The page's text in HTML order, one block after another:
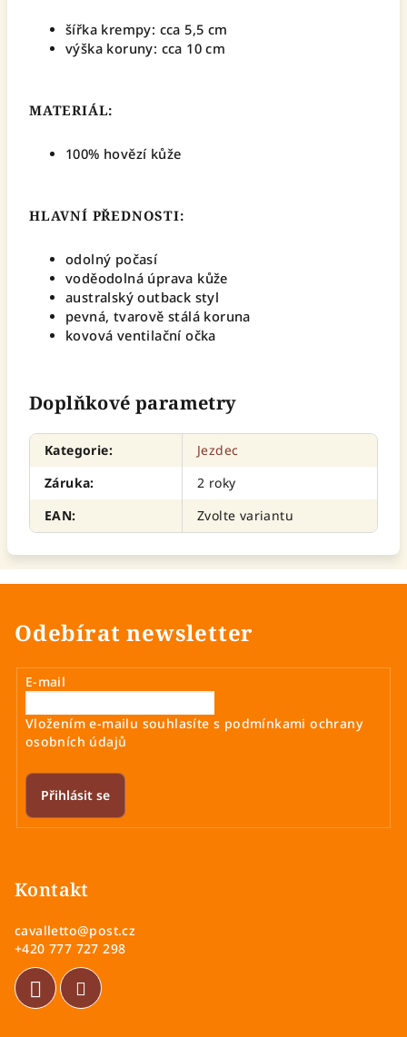
šířka krempy: cca 5,5 cm
výška koruny: cca 10 cm
MATERIÁL:
100% hovězí kůže
HLAVNÍ PŘEDNOSTI:
odolný počasí
voděodolná úprava kůže
australský outback styl
pevná, tvarově stálá koruna
kovová ventilační očka
Doplňkové parametry
Kategorie:
Jezdec
Záruka:
2 roky
EAN: Zvolte variantu
Odebírat newsletter
E-mail
Vložením e-mailu souhlasíte s podmínkami ochrany
osobních údajů
Přihlásit se
Kontakt
cavalletto@post.cz
+420 777 727 298